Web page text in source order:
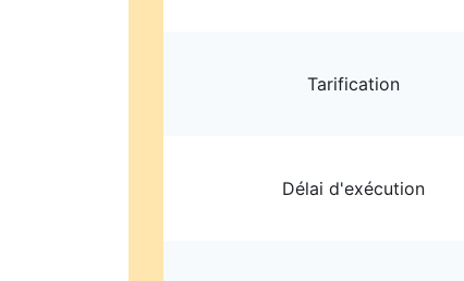
Tarification
Délai d'exécution